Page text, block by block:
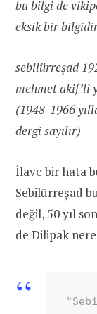
bu bilgi de
eksik bir
sebilürreşad
mehmet akif’li
(1948-1966
dergi sayılır)
İlave bir hata
Sebilürreşad
değil, 50 yıl
de Dilipak